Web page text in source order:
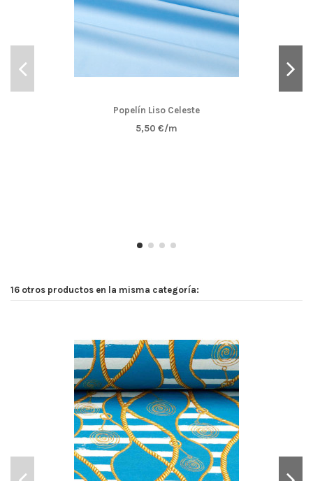
Popelín Liso Celeste
5,50 €/m
16 otros productos en la misma categoría: